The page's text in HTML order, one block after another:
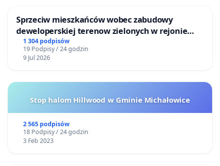
fot.: Antoni Sturzbecher
Sprzeciw mieszkańców wobec zabudowy
deweloperskiej terenow zielonych w rejonie
Bulwarów Straceńskich w Bielsku-Białej
1 304 podpisów
19 Podpisy / 24 godzin
9 Jul 2026
Stop halom Hillwood w Gminie Michałowice
2 565 podpisów
18 Podpisy / 24 godzin
3 Feb 2023